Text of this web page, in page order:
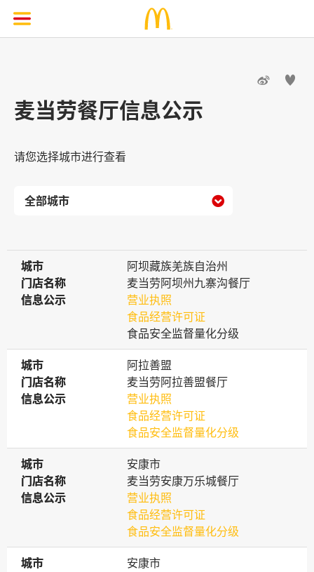
 
麦当劳餐厅信息公示
请您选择城市进行查看

城市
城市
阿坝藏族羌族自治州
门店名称
门店名称
麦当劳阿坝州九寨沟餐厅
信息公示
信息公示
营业执照
食品经营许可证
食品安全监督量化分级
城市
城市
阿拉善盟
门店名称
门店名称
麦当劳阿拉善盟餐厅
信息公示
信息公示
营业执照
食品经营许可证
食品安全监督量化分级
城市
城市
安康市
门店名称
门店名称
麦当劳安康万乐城餐厅
信息公示
信息公示
营业执照
食品经营许可证
食品安全监督量化分级
城市
城市
安康市